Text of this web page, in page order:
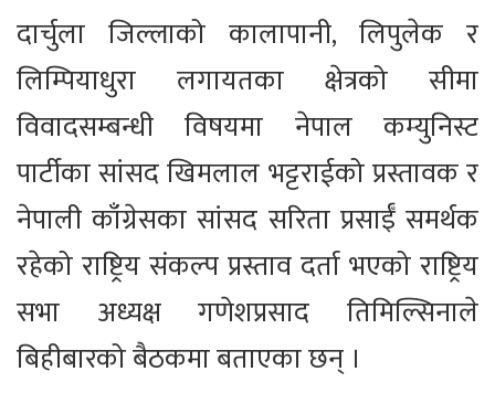
दार्चुला जिल्लाको कालापानी, लिपुलेक र
लिम्पियाधुरा लगायतका क्षेत्रको सीमा
विवादसम्बन्धी विषयमा नेपाल कम्युनिस्ट
पार्टीका सांसद खिमलाल भट्टराईको प्रस्तावक र
नेपाली काँग्रेसका सांसद सरिता प्रसाईँ समर्थक
रहेको राष्ट्रिय संकल्प प्रस्ताव दर्ता भएको राष्ट्रिय
सभा अध्यक्ष गणेशप्रसाद तिमिल्सिनाले
बिहीबारको बैठकमा बताएका छन् ।